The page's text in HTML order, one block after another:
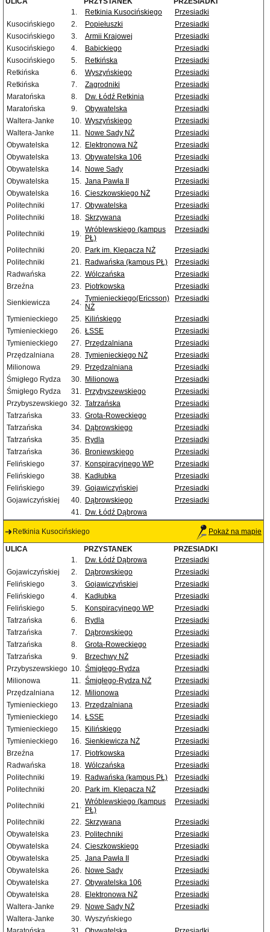
1.
Retkinia Kusocińskiego
Przesiadki
Kusocińskiego
2. Popiełuszki
Przesiadki
Kusocińskiego
3. Armii Krajowej
Przesiadki
Kusocińskiego
4. Babickiego
Przesiadki
Kusocińskiego
5. Retkińska
Przesiadki
Retkińska
6. Wyszyńskiego
Przesiadki
Retkińska
7. Zagrodniki
Przesiadki
Maratońska
8. Dw. Łódź Retkinia
Przesiadki
Maratońska
9. Obywatelska
Przesiadki
Waltera-Janke
10. Wyszyńskiego
Przesiadki
Waltera-Janke
11. Nowe Sady NŻ
Przesiadki
Obywatelska
12. Elektronowa NŻ
Przesiadki
Obywatelska
13. Obywatelska 106
Przesiadki
Obywatelska
14. Nowe Sady
Przesiadki
Obywatelska
15. Jana Pawła II
Przesiadki
Obywatelska
16. Cieszkowskiego NŻ
Przesiadki
Politechniki
17. Obywatelska
Przesiadki
Politechniki
18. Skrzywana
Przesiadki
Politechniki
19. Wróblewskiego (kampus
PŁ)
Przesiadki
Politechniki 20. Park im. Klepacza NŻ
Przesiadki
Politechniki
21. Radwańska (kampus PŁ)
Przesiadki
Radwańska
22. Wólczańska
Przesiadki
Brzeźna
23. Piotrkowska
Przesiadki
Sienkiewicza
24. Tymienieckiego(Ericsson)
NŻ
Przesiadki
Tymienieckiego 25. Kilińskiego
Przesiadki
Tymienieckiego
26. ŁSSE
Przesiadki
Tymienieckiego
27. Przędzalniana
Przesiadki
Przędzalniana
28. Tymienieckiego NŻ
Przesiadki
Milionowa
29. Przędzalniana
Przesiadki
Śmigłego Rydza
30. Milionowa
Przesiadki
Śmigłego Rydza
31. Przybyszewskiego
Przesiadki
Przybyszewskiego 32. Tatrzańska
Przesiadki
Tatrzańska
33. Grota-Roweckiego
Przesiadki
Tatrzańska
34. Dąbrowskiego
Przesiadki
Tatrzańska
35. Rydla
Przesiadki
Tatrzańska
36. Broniewskiego
Przesiadki
Felińskiego
37. Konspiracyjnego WP
Przesiadki
Felińskiego
38. Kadłubka
Przesiadki
Felińskiego
39. Gojawiczyńskiej
Przesiadki
Gojawiczyńskiej
40. Dąbrowskiego
Przesiadki
41. Dw. Łódź Dąbrowa
Retkinia Kusocińskiego Pokaż na mapie
ULICA PRZYSTANEK
PRZESIADKI
1.
Dw. Łódź Dąbrowa
Przesiadki
Gojawiczyńskiej
2. Dąbrowskiego
Przesiadki
Felińskiego
3. Gojawiczyńskiej
Przesiadki
Felińskiego
4. Kadłubka
Przesiadki
Felińskiego
5. Konspiracyjnego WP
Przesiadki
Tatrzańska
6. Rydla
Przesiadki
Tatrzańska
7. Dąbrowskiego
Przesiadki
Tatrzańska
8. Grota-Roweckiego
Przesiadki
Tatrzańska
9. Brzechwy NŻ
Przesiadki
Przybyszewskiego 10. Śmigłego-Rydza
Przesiadki
Milionowa
11. Śmigłego-Rydza NŻ
Przesiadki
Przędzalniana
12. Milionowa
Przesiadki
Tymienieckiego
13. Przędzalniana
Przesiadki
Tymienieckiego
14. ŁSSE
Przesiadki
Tymienieckiego
15. Kilińskiego
Przesiadki
Tymienieckiego
16. Sienkiewicza NŻ
Przesiadki
Brzeźna
17. Piotrkowska
Przesiadki
Radwańska
18. Wólczańska
Przesiadki
Politechniki
19. Radwańska (kampus PŁ)
Przesiadki
Politechniki
20. Park im. Klepacza NŻ
Przesiadki
Politechniki
21. Wróblewskiego (kampus
PŁ)
Przesiadki
Politechniki 22. Skrzywana
Przesiadki
Obywatelska
23. Politechniki
Przesiadki
Obywatelska
24. Cieszkowskiego
Przesiadki
Obywatelska
25. Jana Pawła II
Przesiadki
Obywatelska
26. Nowe Sady
Przesiadki
Obywatelska
27. Obywatelska 106
Przesiadki
Obywatelska
28. Elektronowa NŻ
Przesiadki
Waltera-Janke
29. Nowe Sady NŻ
Przesiadki
Waltera-Janke
30. Wyszyńskiego